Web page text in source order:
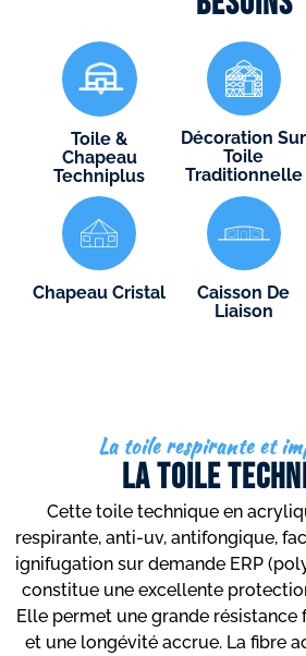
Toile &
Chapeau
Techniplus
Décoration Sur
Toile
Traditionnelle
Chapeau Cristal
Caisson De
Liaison
La toile respirante et
La toile
Cette toile technique en
respirante, anti-uv, antifongique,
ignifugation sur demande ERP
constitue une excellente
Elle permet une grande résistance
et une longévité accrue. La fibre